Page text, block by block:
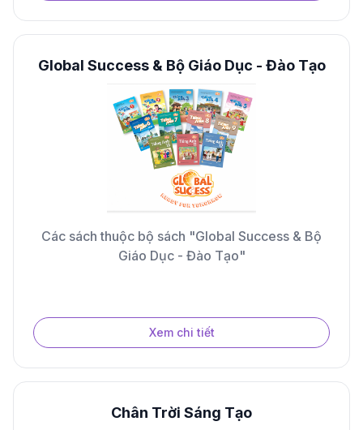
Global Success & Bộ Giáo Dục - Đào Tạo
Các sách thuộc bộ sách "Global Success & Bộ
Giáo Dục - Đào Tạo"
Xem chi tiết
Chân Trời Sáng Tạo